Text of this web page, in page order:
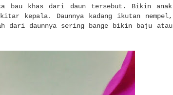
bau khas dari daun tersebut. Bikin anak
kepala. Daunnya kadang ikutan nempel,
dari daunnya sering bange bikin baju atau